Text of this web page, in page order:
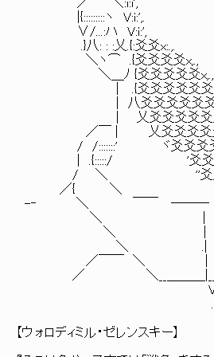
／￣ ＼
|{:::::::::ヽ V:i:',. /
∨/...:ハ V:i:', /
.}八: : :乂.{:爻爻x:.,. /
＼ヽ⌒ .{爻爻爻爻x,.,
＼＿ﾉ {爻爻爻爻爻x,.,..
| .{爻爻爻爻爻爻
| 八爻爻爻爻爻爻爻
| 乂爻爻爻爻爻爻
／￣ | 乂爻爻爻爻爻爻
/ /:::::::' ヾ爻爻爻爻爻爻
| .{:::::/ '爻爻爻爻爻
/ ＼ ''爻爻爻爻爻
／{ ＼ ' ' '爻爻
-‐ ＼ ￣￣ ─── ､
＼ | { ／l
＼ | {
＼ .| { } |
／￣￣ ＼
／ ＼__＿＿＿|__{:
Vﾑ
.Vﾑ￣￣
Vﾑ
【ウォロディミル・ゼレンスキー】